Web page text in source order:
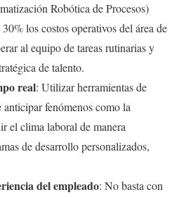
Robótica de Procesos)
los costos operativos del área de
al equipo de tareas rutinarias y
de talento.
real: Utilizar herramientas de
fenómenos como la
el clima laboral de manera
de desarrollo personalizados,
del empleado: No basta con